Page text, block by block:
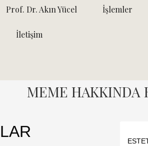
Prof. Dr. Akın Yücel İşlemler
İletişim
MEME HAKKINDA